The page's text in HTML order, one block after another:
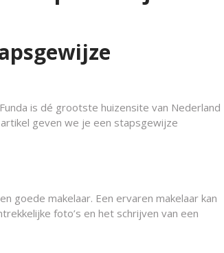
is dé grootste huizensite van Nederland
geven we je een stapsgewijze
goede makelaar. Een ervaren makelaar kan
foto’s en het schrijven van een